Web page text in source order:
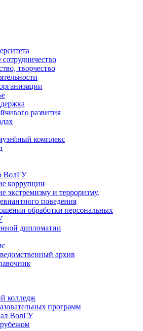
творчество
развития
комплекс
ВолГУ
коррупции
экстремизму и терроризму,
поведения
обработки персональных
дипломатии
архив
колледж
программ
ВолГУ